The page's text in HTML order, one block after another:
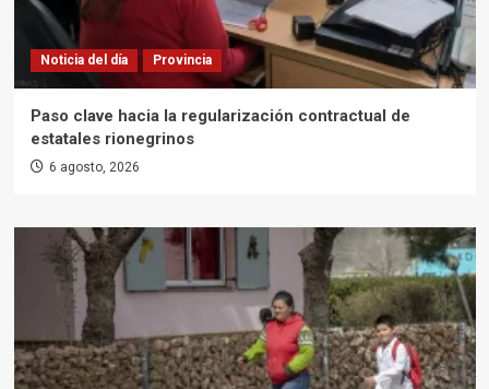
Noticia del día Provincia
Paso clave hacia la regularización contractual de
estatales rionegrinos
6 agosto, 2026